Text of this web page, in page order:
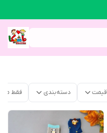
قیمت دسته‌بندی فقط